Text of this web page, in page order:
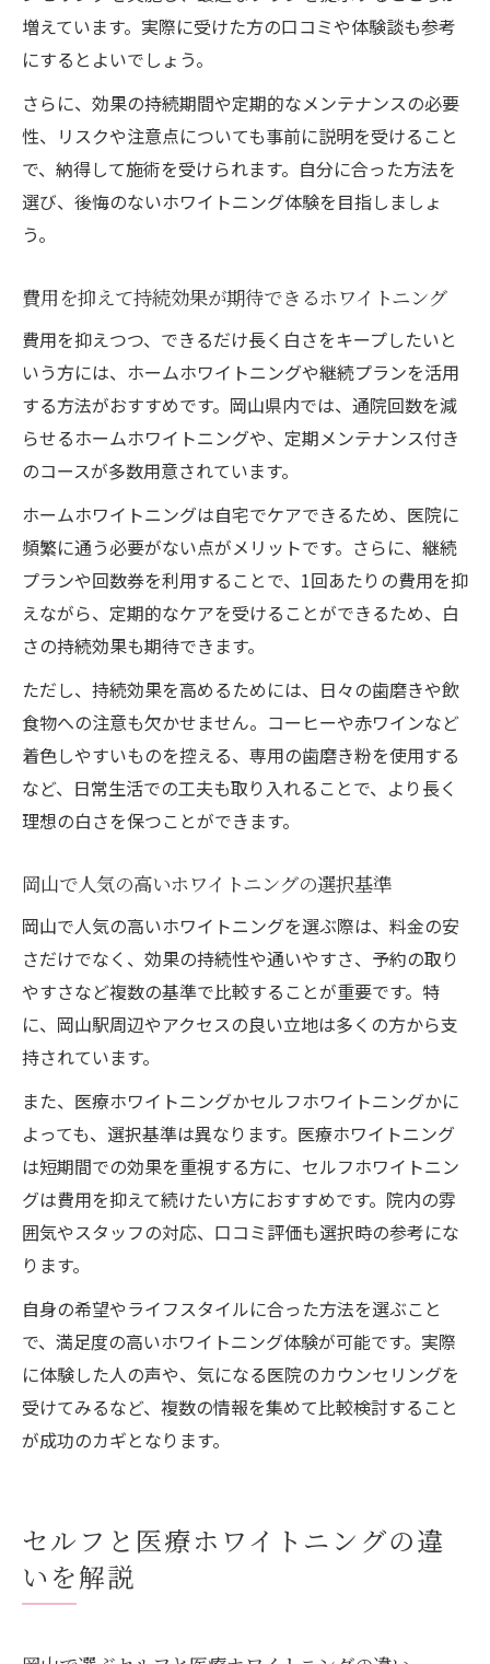
増えています。実際に受けた方の口コミや体験談も参考
にするとよいでしょう。
さらに、効果の持続期間や定期的なメンテナンスの必要
性、リスクや注意点についても事前に説明を受けること
で、納得して施術を受けられます。自分に合った方法を
選び、後悔のないホワイトニング体験を目指しましょ
う。
費用を抑えて持続効果が期待できるホワイトニング
費用を抑えつつ、できるだけ長く白さをキープしたいと
いう方には、ホームホワイトニングや継続プランを活用
する方法がおすすめです。岡山県内では、通院回数を減
らせるホームホワイトニングや、定期メンテナンス付き
のコースが多数用意されています。
ホームホワイトニングは自宅でケアできるため、医院に
頻繁に通う必要がない点がメリットです。さらに、継続
プランや回数券を利用することで、1回あたりの費用を抑
えながら、定期的なケアを受けることができるため、白
さの持続効果も期待できます。
ただし、持続効果を高めるためには、日々の歯磨きや飲
食物への注意も欠かせません。コーヒーや赤ワインなど
着色しやすいものを控える、専用の歯磨き粉を使用する
など、日常生活での工夫も取り入れることで、より長く
理想の白さを保つことができます。
岡山で人気の高いホワイトニングの選択基準
岡山で人気の高いホワイトニングを選ぶ際は、料金の安
さだけでなく、効果の持続性や通いやすさ、予約の取り
やすさなど複数の基準で比較することが重要です。特
に、岡山駅周辺やアクセスの良い立地は多くの方から支
持されています。
また、医療ホワイトニングかセルフホワイトニングかに
よっても、選択基準は異なります。医療ホワイトニング
は短期間での効果を重視する方に、セルフホワイトニン
グは費用を抑えて続けたい方におすすめです。院内の雰
囲気やスタッフの対応、口コミ評価も選択時の参考にな
ります。
自身の希望やライフスタイルに合った方法を選ぶこと
で、満足度の高いホワイトニング体験が可能です。実際
に体験した人の声や、気になる医院のカウンセリングを
受けてみるなど、複数の情報を集めて比較検討すること
が成功のカギとなります。
セルフと医療ホワイトニングの違
いを解説